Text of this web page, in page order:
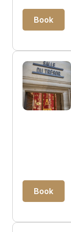
Book
Book